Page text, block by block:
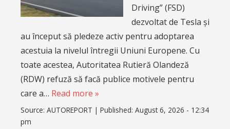
Driving” (FSD)
dezvoltat de Tesla și
au început să pledeze activ pentru adoptarea
acestuia la nivelul întregii Uniuni Europene. Cu
toate acestea, Autoritatea Rutieră Olandeză
(RDW) refuză să facă publice motivele pentru
care a… Read more »
Source: AUTOREPORT | Published: August 6, 2026 - 12:34
pm